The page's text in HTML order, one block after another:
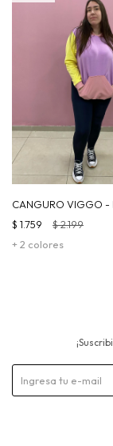
CANGURO VIGGO -
ROSA
+ 2 colores
$ 1.759 $2.199